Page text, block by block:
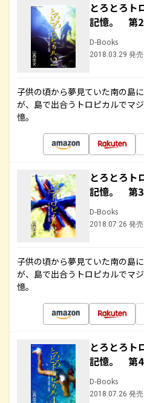
とろとろ
記憶。 第
D-Books
2018.03.29 発売
子供の頃から夢見ていた南の島
が、島で出合うトロピカルでマ
憶。
とろとろ
記憶。 第
D-Books
2018.07.26 発売
子供の頃から夢見ていた南の島
が、島で出合うトロピカルでマ
憶。
とろとろ
記憶。 第
D-Books
2018.07.26 発売